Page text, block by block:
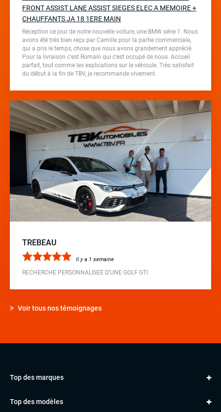
FRONT ASSIST LANE ASSIST SIEGES ELEC A MEMOIRE +
CHAUFFANTS JA 18 1ERE MAIN
Réception ce jour de notre nouvelle voiture, une BMW série 1. Nous
avons été très bien reçu par Camille pour la partie commerciale,
qui a pris le temps, chose que nous avons grandement apprécié.
Pour la livraison c’est Romain qui c’est occupé de nous. Accueil
parfait, tout comme les explications sur le véhicule. Très satisfait
du début à la fin de TBV, je recommande vivement.
TREBEAU
Il y a 1 semaine
RECHERCHE PERSONNALISEE D’UNE GOLF GTI
Voir tous nos témoignages
Top des marques
VOLKSWAGEN
Top des modèles